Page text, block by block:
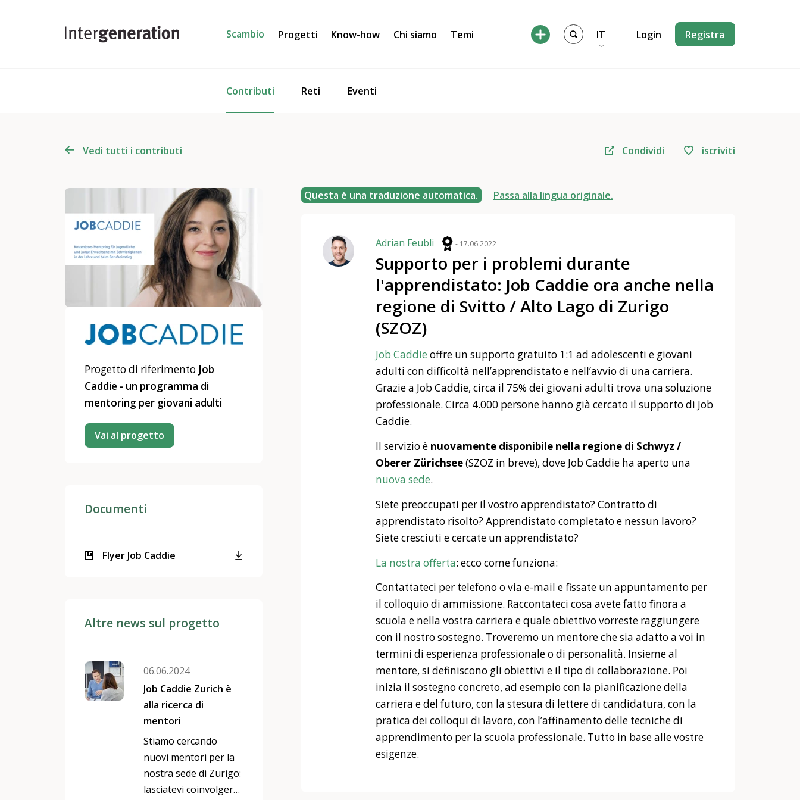
Scambio
Contributi Reti Eventi
Progetti Know-how Chi siamo Temi IT Login Registra
Vedi tutti i contributi Condividi iscriviti
Progetto di riferimento Job
Caddie - un programma di
mentoring per giovani adulti
Vai al progetto
Documenti
Flyer Job Caddie
Altre news sul progetto
06.06.2024
Job Caddie Zurich è
alla ricerca di
mentori
Stiamo cercando
nuovi mentori per la
nostra sede di Zurigo:
lasciatevi coinvolgere
Questa è una traduzione automatica. Passa alla lingua originale.
Adrian Feubli - 17.06.2022
Supporto per i problemi durante
l'apprendistato: Job Caddie ora anche nella
regione di Svitto / Alto Lago di Zurigo
(SZOZ)
Job Caddie offre un supporto gratuito 1:1 ad adolescenti e giovani
adulti con difficoltà nell’apprendistato e nell’avvio di una carriera.
Grazie a Job Caddie, circa il 75% dei giovani adulti trova una soluzione
professionale. Circa 4.000 persone hanno già cercato il supporto di Job
Caddie.
Il servizio è nuovamente disponibile nella regione di Schwyz /
Oberer Zürichsee(SZOZ in breve), dove Job Caddie ha aperto una
nuova sede.
Siete preoccupati per il vostro apprendistato? Contratto di
apprendistato risolto? Apprendistato completato e nessun lavoro?
Siete cresciuti e cercate un apprendistato?
La nostra offerta: ecco come funziona:
Contattateci per telefono o via e-mail e fissate un appuntamento per
il colloquio di ammissione. Raccontateci cosa avete fatto finora a
scuola e nella vostra carriera e quale obiettivo vorreste raggiungere
con il nostro sostegno. Troveremo un mentore che sia adatto a voi in
termini di esperienza professionale o di personalità. Insieme al
mentore, si definiscono gli obiettivi e il tipo di collaborazione. Poi
inizia il sostegno concreto, ad esempio con la pianificazione della
carriera e del futuro, con la stesura di lettere di candidatura, con la
pratica dei colloqui di lavoro, con l’affinamento delle tecniche di
apprendimento per la scuola professionale. Tutto in base alle vostre
esigenze.